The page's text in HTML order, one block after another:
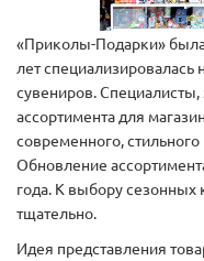
«Приколы-Подарки» была
лет специализировалась
сувениров.
ассортимента для
современного,
Обновление
года. К выбору
тщательно.
Идея представления